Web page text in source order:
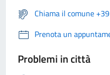
Chiama il comune
Prenota un
Problemi in città